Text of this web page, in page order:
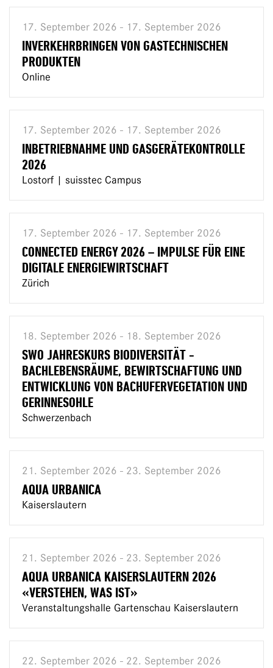
17. September 2026 - 17. September 2026
INVERKEHRBRINGEN VON GASTECHNISCHEN
PRODUKTEN
Online
17. September 2026 - 17. September 2026
INBETRIEBNAHME UND GASGERÄTEKONTROLLE
2026
Lostorf | suisstec Campus
17. September 2026 - 17. September 2026
CONNECTED ENERGY 2026 – IMPULSE FÜR EINE
DIGITALE ENERGIEWIRTSCHAFT
Zürich
18. September 2026 - 18. September 2026
SWO JAHRESKURS BIODIVERSITÄT -
BACHLEBENSRÄUME, BEWIRTSCHAFTUNG UND
ENTWICKLUNG VON BACHUFERVEGETATION UND
GERINNESOHLE
Schwerzenbach
21. September 2026 - 23. September 2026
AQUA URBANICA
Kaiserslautern
21. September 2026 - 23. September 2026
AQUA URBANICA KAISERSLAUTERN 2026
«VERSTEHEN, WAS IST»
Veranstaltungshalle Gartenschau Kaiserslautern
22. September 2026 - 22. September 2026